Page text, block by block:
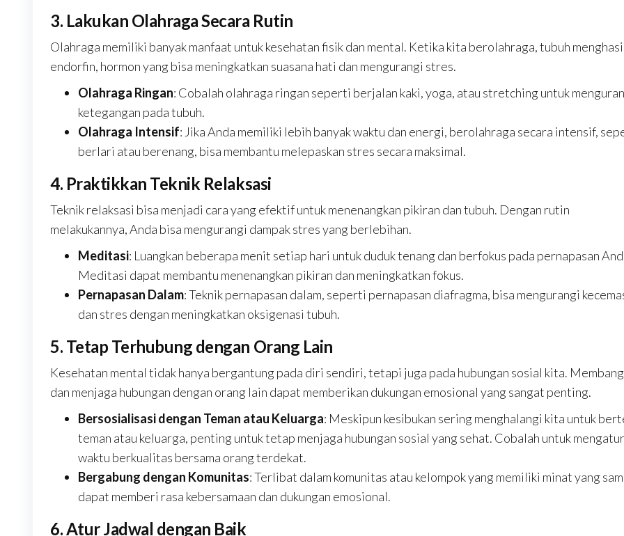
3. Lakukan Olahraga Secara Rutin
Olahraga memiliki banyak manfaat untuk kesehatan fisik dan mental. Ketika kita berolahraga, tubuh
endorfin, hormon yang bisa meningkatkan suasana hati dan mengurangi stres.
Olahraga Ringan: Cobalah olahraga ringan seperti berjalan kaki, yoga, atau stretching untuk
ketegangan pada tubuh.
Olahraga Intensif: Jika Anda memiliki lebih banyak waktu dan energi, berolahraga secara intensif,
berlari atau berenang, bisa membantu melepaskan stres secara maksimal.
4. Praktikkan Teknik Relaksasi
Teknik relaksasi bisa menjadi cara yang efektif untuk menenangkan pikiran dan tubuh. Dengan rutin
melakukannya, Anda bisa mengurangi dampak stres yang berlebihan.
Meditasi: Luangkan beberapa menit setiap hari untuk duduk tenang dan berfokus pada pernapasan
Meditasi dapat membantu menenangkan pikiran dan meningkatkan fokus.
Pernapasan Dalam: Teknik pernapasan dalam, seperti pernapasan diafragma, bisa mengurangi
dan stres dengan meningkatkan oksigenasi tubuh.
5. Tetap Terhubung dengan Orang Lain
Kesehatan mental tidak hanya bergantung pada diri sendiri, tetapi juga pada hubungan sosial kita.
dan menjaga hubungan dengan orang lain dapat memberikan dukungan emosional yang sangat penting.
Bersosialisasi dengan Teman atau Keluarga: Meskipun kesibukan sering menghalangi kita untuk
teman atau keluarga, penting untuk tetap menjaga hubungan sosial yang sehat. Cobalah untuk mengatur
waktu berkualitas bersama orang terdekat.
Bergabung dengan Komunitas: Terlibat dalam komunitas atau kelompok yang memiliki minat yang
dapat memberi rasa kebersamaan dan dukungan emosional.
6. Atur Jadwal dengan Baik